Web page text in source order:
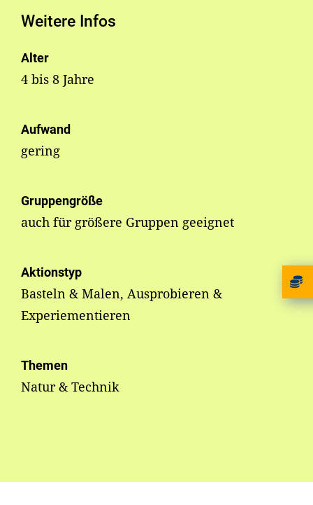
Weitere Infos
Alter
4 bis 8 Jahre
Aufwand
gering
Gruppengröße
auch für größere Gruppen geeignet
Aktionstyp
Basteln & Malen, Ausprobieren &
Experiementieren
Themen
Natur & Technik